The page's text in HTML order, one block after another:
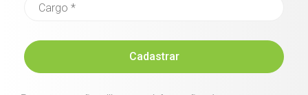
Cadastrar